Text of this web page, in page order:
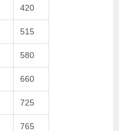
420
515
580
660
725
765